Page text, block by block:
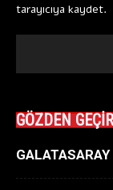
tarayıcıya kaydet.
GÖZDEN